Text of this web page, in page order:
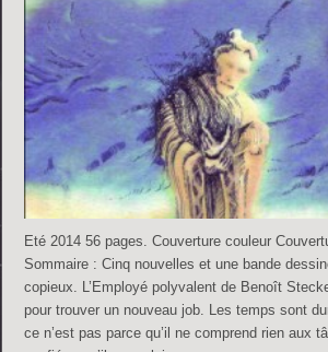
Eté 2014 56 pages. Couverture couleur
Sommaire : Cinq nouvelles et une bande
copieux. L’Employé polyvalent de Benoît
pour trouver un nouveau job. Les temps sont
ce n’est pas parce qu’il ne comprend rien aux